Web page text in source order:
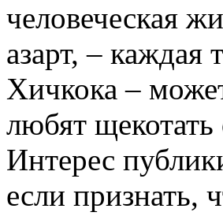
человеческая
азарт, – каждая
Хичкока –
любят
Интерес
если признать,